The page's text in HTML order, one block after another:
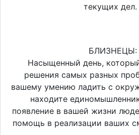
текущих дел.
БЛИЗНЕЦЫ:
Насыщенный день,
решения самых разных
вашему умению ладить с
находите
появление в вашей жизни
помощь в реализации ваших